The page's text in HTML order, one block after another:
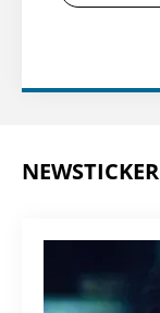
NEWSTICKER